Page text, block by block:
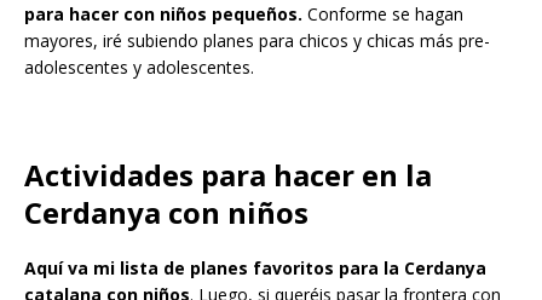
para hacer con niños pequeños. Conforme se hagan
mayores, iré subiendo planes para chicos y chicas más pre-
adolescentes y adolescentes.
Actividades para hacer en la
Cerdanya con niños
Aquí va mi lista de planes favoritos para la Cerdanya
catalana con niños. Luego, si queréis pasar la frontera con